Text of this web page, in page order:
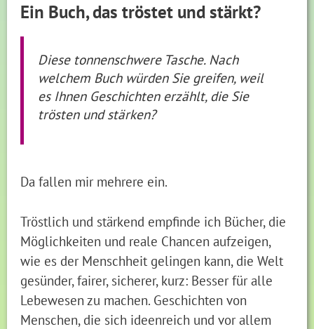
Ein Buch, das tröstet und stärkt?
Diese tonnenschwere Tasche. Nach
welchem Buch würden Sie greifen, weil
es Ihnen Geschichten erzählt, die Sie
trösten und stärken?
Da fallen mir mehrere ein.
Tröstlich und stärkend empfinde ich Bücher, die
Möglichkeiten und reale Chancen aufzeigen,
wie es der Menschheit gelingen kann, die Welt
gesünder, fairer, sicherer, kurz: Besser für alle
Lebewesen zu machen. Geschichten von
Menschen, die sich ideenreich und vor allem